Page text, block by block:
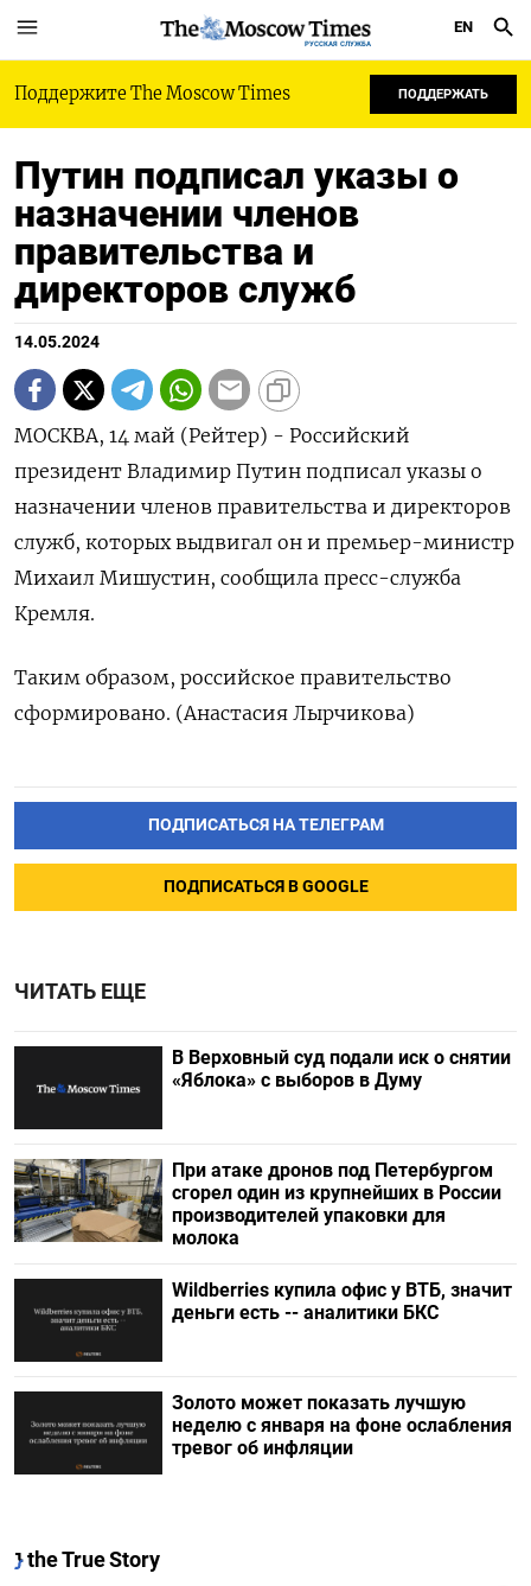
РУССКАЯ СЛУЖБА
EN
Поддержите The Moscow Times ПОДДЕРЖАТЬ
Путин подписал указы о
назначении членов
правительства и
директоров служб
14.05.2024
МОСКВА, 14 май (Рейтер) - Российский
президент Владимир Путин подписал указы о
назначении членов правительства и директоров
служб, которых выдвигал он и премьер-министр
Михаил Мишустин, сообщила пресс-служба
Кремля.
Таким образом, российское правительство
сформировано. (Анастасия Лырчикова)
ПОДПИСАТЬСЯ НА ТЕЛЕГРАМ
ПОДПИСАТЬСЯ В GOOGLE
ЧИТАТЬ ЕЩЕ
В Верховный суд подали иск о снятии
«Яблока» с выборов в Думу
При атаке дронов под Петербургом
сгорел один из крупнейших в России
производителей упаковки для
молока
Wildberries купила офис у ВТБ, значит
деньги есть -- аналитики БКС
Золото может показать лучшую
неделю с января на фоне ослабления
тревог об инфляции